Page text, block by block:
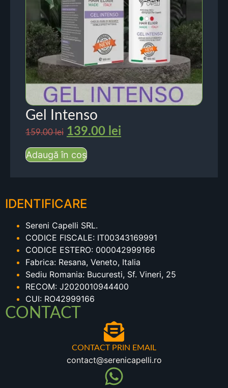
Gel Intenso
159.00lei 139.00 lei
Adaugă în coș
IDENTIFICARE
Sereni Capelli SRL.
CODICE FISCALE: IT00343169991
CODICE ESTERO: 000042999166
Fabrica: Resana, Veneto, Italia
Sediu Romania: Bucuresti, Sf. Vineri, 25
RECOM: J2020010944400
CUI: RO42999166
CONTACT
CONTACT PRIN EMAIL
contact@serenicapelli.ro